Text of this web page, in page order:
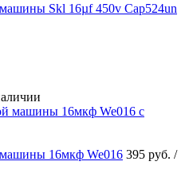
Skl 16µf 450v Cap524un
машины 16мкф We016 395 руб. /